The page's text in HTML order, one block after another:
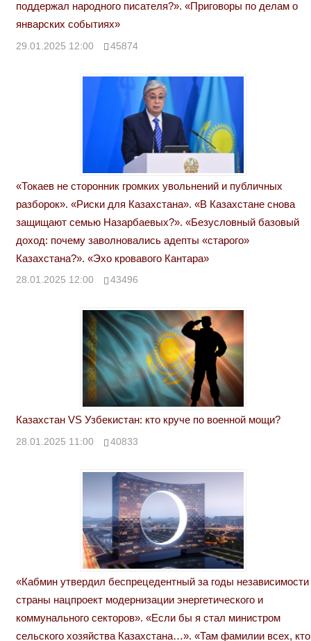
поддержал народного писателя?». «Приговоры по делам о
январских событиях»
29.01.2025 12:00 45874
«Токаев не сторонник громких увольнений и публичных
разборок». «Риски для Казахстана». «В Казахстане снова
защищают семью Назарбаевых?». «Безусловный базовый
доход: почему заволновались адепты «старого»
Казахстана?». «Эхо кровавого Кантара»
28.01.2025 12:00 43496
Казахстан VS Узбекистан: кто круче по военной мощи?
28.01.2025 11:00 40833
«Кабмин утвердил беспрецедентный за годы независимости
страны нацпроект модернизации энергетического и
коммунального секторов». «Если бы я стал министром
сельского хозяйства Казахстана…». «Там фамилии всех, кто